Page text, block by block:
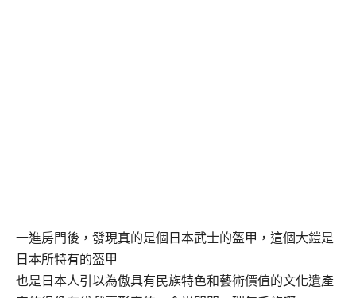
一進房門後，發現真的是個日本武士的盔甲，這個大鎧是
日本所特有的盔甲
也是日本人引以為傲具有民族特色和藝術價值的文化遺產